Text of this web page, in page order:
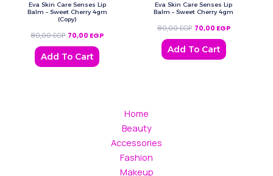
Eva Skin Care Senses Lip
Balm – Sweet Cherry 4gm
(Copy)
80,00EGP 70,00 EGP
Add To Cart
Eva Skin Care Senses Lip
Balm – Sweet Cherry 4gm
80,00EGP 70,00 EGP
Add To Cart
Home
Beauty
Accessories
Fashion
Makeup